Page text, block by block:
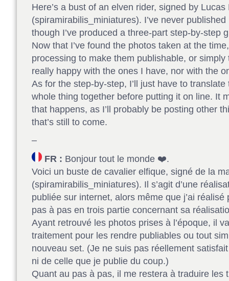
Here’s a bust of an elven rider, signed by
(spiramirabilis_miniatures). I’ve never
though I’ve produced a three-part step-by-step
Now that I’ve found the photos taken at the
processing to make them publishable, or simply
really happy with the ones I have, nor with the
As for the step-by-step, I’ll just have to
whole thing together before putting it on line. It
that happens, as I’ll probably be posting other
that’s still to come.
–
FR : Bonjour tout le monde ❤️.
Voici un buste de cavalier elfique, signé de la
(spiramirabilis_miniatures). Il s’agit d’une
publiée sur internet, alors même que j’ai
pas à pas en trois partie concernant sa
Ayant retrouvé les photos prises à l’époque, il
traitement pour les rendre publiables ou tout
nouveau set. (Je ne suis pas réellement
ni de celle que je publie du coup.)
Quant au pas à pas, il me restera à traduire les